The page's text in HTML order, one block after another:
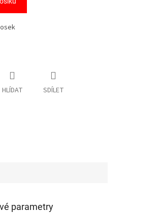
HLÍDAT SDÍLET
parametry